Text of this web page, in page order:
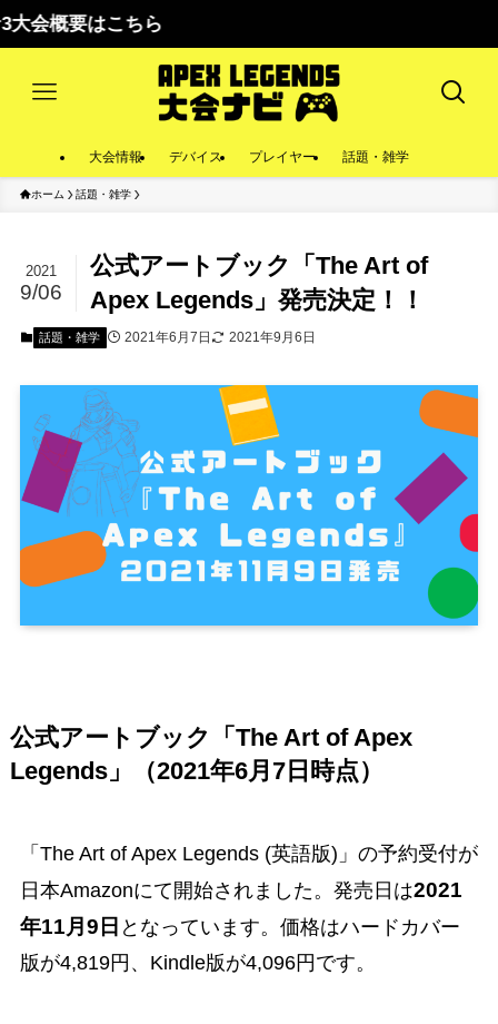
要はこちら
大会情報 デバイス プレイヤー 話題・雑学
ホーム 話題・雑学
公式アートブック「The Art of
Apex Legends」発売決定！！
2021
9/06
話題・雑学 2021年6月7日 2021年9月6日
公式アートブック「The Art of Apex
Legends」（2021年6月7日時点）
「The Art of Apex Legends (英語版)」の予約受付が
日本Amazonにて開始されました。 発売日は2021
年11月9日 となっています。価格はハードカバー
版が4,819円、Kindle版が4,096円です。